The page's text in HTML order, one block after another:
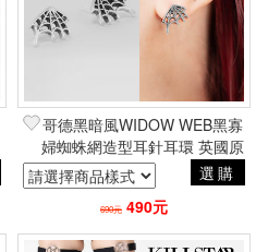
哥德黑暗風WIDOW WEB黑寡
婦蜘蛛網造型耳針耳環 英國原
裝進口Killstar台灣授權
選購
690元 490元